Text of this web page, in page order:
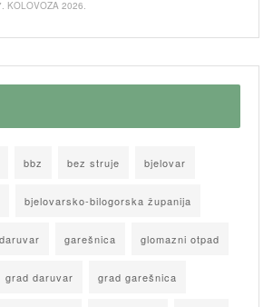
KOLOVOZA 2026.
bbz bez struje bjelovar
bjelovarsko-bilogorska županija
daruvar garešnica glomazni otpad
grad daruvar grad garešnica